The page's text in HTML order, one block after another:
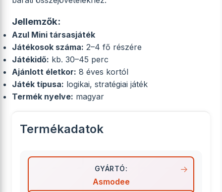
Jellemzők:
Azul Mini társasjáték
Játékosok száma: 2–4 fő részére
Játékidő: kb. 30–45 perc
Ajánlott életkor: 8 éves kortól
Játék típusa: logikai, stratégiai játék
Termék nyelve: magyar
Termékadatok
GYÁRTÓ:
Asmodee